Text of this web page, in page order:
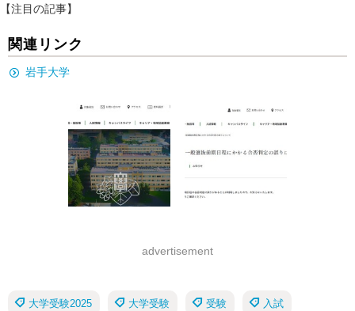
【注目の記事】
関連リンク
岩手大学
advertisement
大学受験2025 大学受験 受験 入試